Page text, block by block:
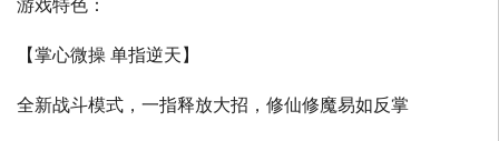
游戏特色：
【掌心微操 单指逆天】
全新战斗模式，一指释放大招，修仙修魔易如反掌